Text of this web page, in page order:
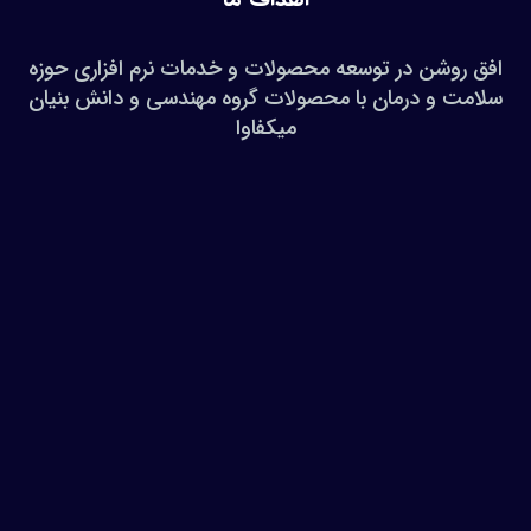
افق روشن در توسعه محصولات و خدمات نرم افزاری حوزه
سلامت و درمان با محصولات گروه مهندسی و دانش بنیان
میکفاوا